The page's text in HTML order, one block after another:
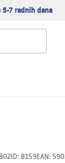
5-7 radnih dana
ID: 8159EAN: